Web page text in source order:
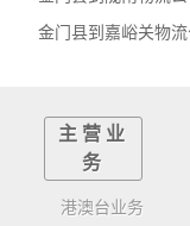
主营业
务
港澳台业务